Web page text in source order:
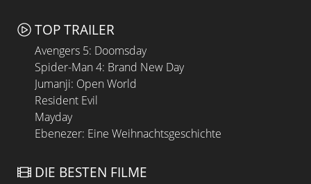
TOP TRAILER
Avengers 5: Doomsday
Spider-Man 4: Brand New Day
Jumanji: Open World
Resident Evil
Mayday
Ebenezer: Eine Weihnachtsgeschichte
DIE BESTEN FILME